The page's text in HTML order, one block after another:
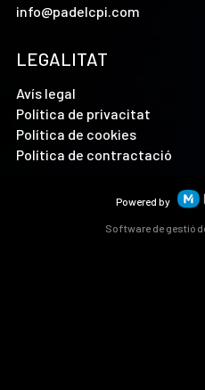
info@padelcpi.com
LEGALITAT
Avís legal
Política de privacitat
Política de cookies
Política de contractació
Powered by
Software de gestió